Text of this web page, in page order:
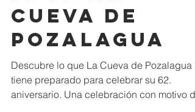
io de la
cueva de
pozalagua
Descubre lo que La Cueva de Pozalagua
tiene preparado para celebrar su 62.